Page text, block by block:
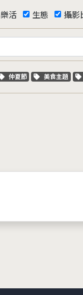
樂活 生態 攝影
關鍵字標籤
仲夏節 關鍵字標籤
美食主題